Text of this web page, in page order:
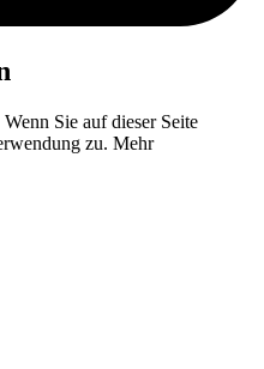
Sie auf dieser Seite
zu. Mehr